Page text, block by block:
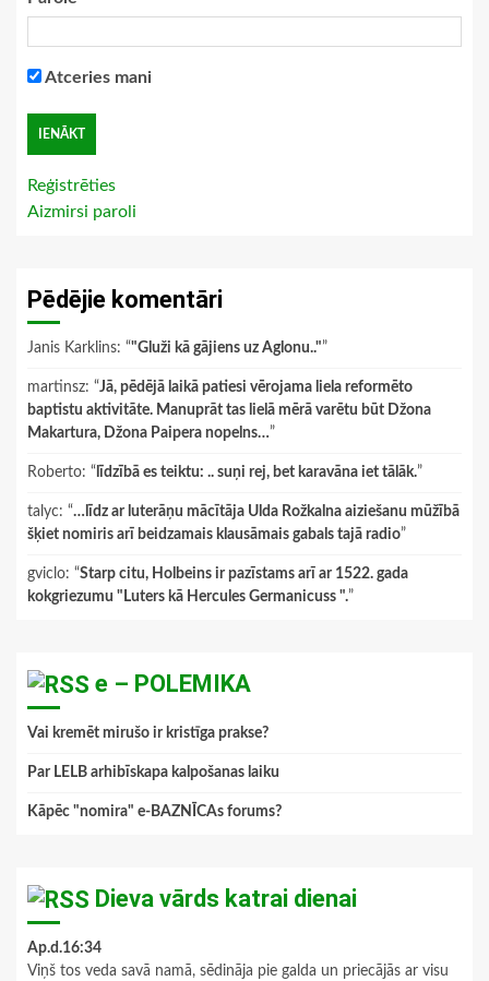
Atceries mani
Reģistrēties
Aizmirsi paroli
Pēdējie komentāri
Janis Karklins: “"Gluži kā gājiens uz Aglonu.."”
martinsz: “Jā, pēdējā laikā patiesi vērojama liela reformēto
baptistu aktivitāte. Manuprāt tas lielā mērā varētu būt Džona
Makartura, Džona Paipera nopelns…”
Roberto: “ līdzībā es teiktu: .. suņi rej, bet karavāna iet tālāk.”
talyc: “…līdz ar luterāņu mācītāja Ulda Rožkalna aiziešanu mūžībā
šķiet nomiris arī beidzamais klausāmais gabals tajā radio”
gviclo: “Starp citu, Holbeins ir pazīstams arī ar 1522. gada
kokgriezumu "Luters kā Hercules Germanicuss ".”
e – POLEMIKA
Vai kremēt mirušo ir kristīga prakse?
Par LELB arhibīskapa kalpošanas laiku
Kāpēc "nomira" e-BAZNĪCAs forums?
Dieva vārds katrai dienai
Ap.d.16:34
Viņš tos veda savā namā, sēdināja pie galda un priecājās ar visu